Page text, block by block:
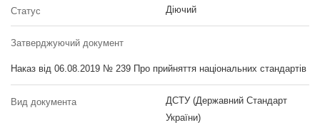
Статус Діючий
Затверджуючий документ
Наказ від 06.08.2019 № 239 Про прийняття національних стандартів
Вид документа
ДСТУ (Державний Стандарт
України)